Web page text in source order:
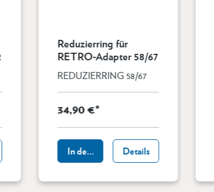
Reduzierring für
RETRO-Adapter 58/67
REDUZIERRING 58/67
34,90 €*
In den WarenkorbDetails